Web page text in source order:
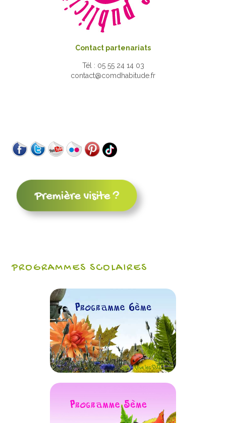
Contact partenariats
Tél : 05 55 24 14 03
contact@comdhabitude.fr
PROGRAMMES SCOLAIRES